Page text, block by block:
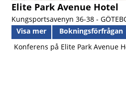
Elite Park Avenue Hotel
Kungsportsavenyn 36-38 -
Visa mer
Bokningsförfrågan
Konferens på Elite Park Avenue